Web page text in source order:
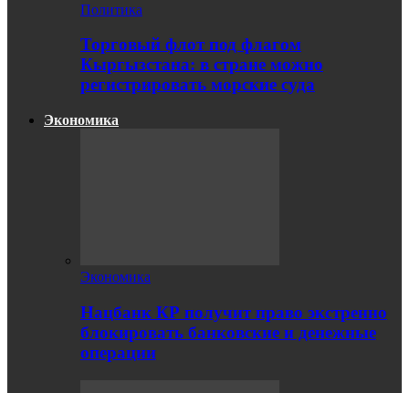
Политика
Торговый флот под флагом
Кыргызстана: в стране можно
регистрировать морские суда
Экономика
Экономика
Нацбанк КР получит право экстренно
блокировать банковские и денежные
операции